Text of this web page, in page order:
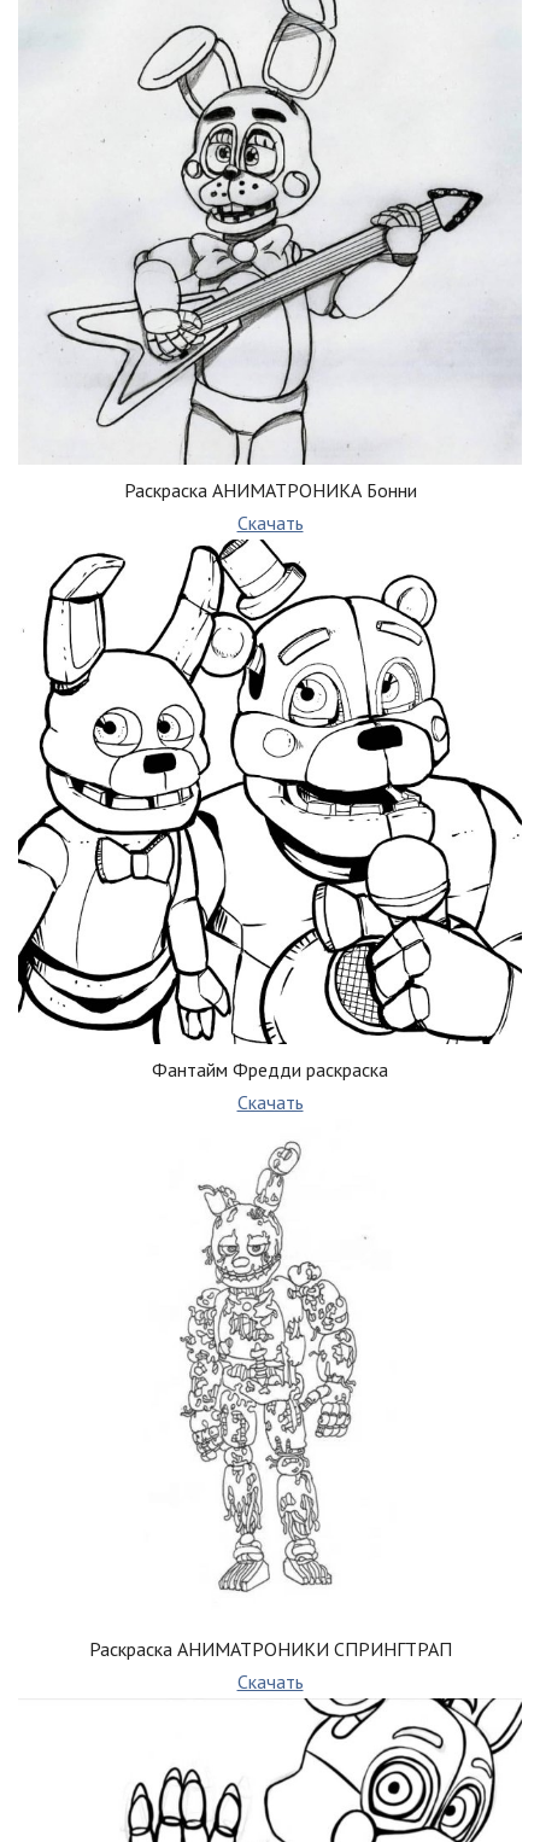
Раскраска АНИМАТРОНИКА Бонни
Скачать
Фантайм Фредди раскраска
Скачать
Раскраска АНИМАТРОНИКИ СПРИНГТРАП
Скачать